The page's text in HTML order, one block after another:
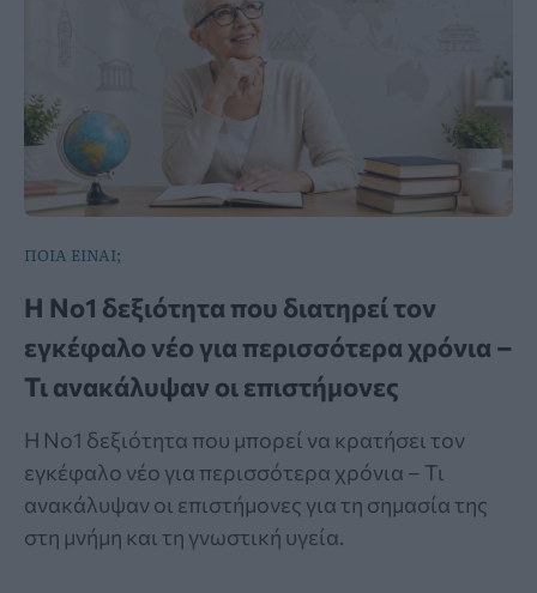
ΠΟΙΑ ΕΙΝΑΙ;
Η Νο1 δεξιότητα που διατηρεί τον
εγκέφαλο νέο για περισσότερα χρόνια –
Τι ανακάλυψαν οι επιστήμονες
Η Νο1 δεξιότητα που μπορεί να κρατήσει τον
εγκέφαλο νέο για περισσότερα χρόνια – Τι
ανακάλυψαν οι επιστήμονες για τη σημασία της
στη μνήμη και τη γνωστική υγεία.